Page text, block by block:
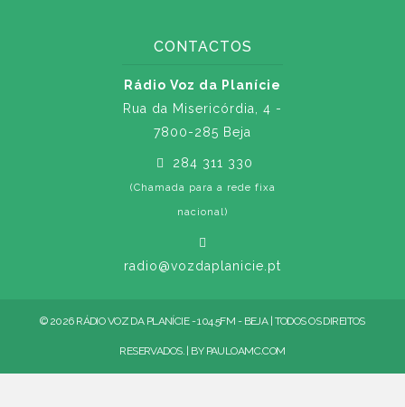
CONTACTOS
Rádio Voz da Planície
Rua da Misericórdia, 4 -
7800-285 Beja
284 311 330
(Chamada para a rede fixa
nacional)
radio@vozdaplanicie.pt
© 2026 RÁDIO VOZ DA PLANÍCIE - 104.5FM - BEJA | TODOS OS DIREITOS
RESERVADOS. | BY PAULOAMC.COM